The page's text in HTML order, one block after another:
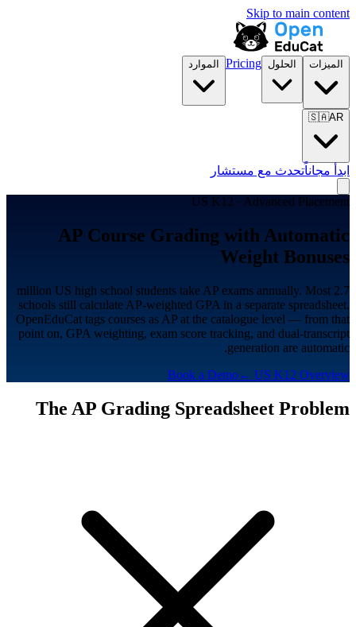
Skip to main content
الميزات الحلول Pricing الموارد
🇸🇦AR
ابدأ مجاناًتحدث مع مستشار
US K12 · Advanced Placement
AP Course Grading with Automatic
Weight Bonuses
2.7 million US high school students take AP exams annually. Most
schools still calculate AP-weighted GPA in a separate spreadsheet.
OpenEduCat tags courses as AP at the catalogue level — from that
point on, GPA weighting, exam score tracking, and dual-transcript
generation are automatic.
Book a Demo← US K12 Overview
The AP Grading Spreadsheet Problem